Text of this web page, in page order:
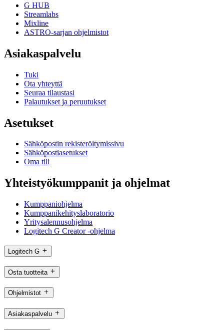
G HUB
Streamlabs
Mixline
ASTRO-sarjan ohjelmistot
Asiakaspalvelu
Tuki
Ota yhteyttä
Seuraa tilaustasi
Palautukset ja peruutukset
Asetukset
Sähköpostin rekisteröitymissivu
Sähköpostiasetukset
Oma tili
Yhteistyökumppanit ja ohjelmat
Kumppaniohjelma
Kumppanikehityslaboratorio
Yritysalennusohjelma
Logitech G Creator -ohjelma
Logitech G
Osta tuotteita
Ohjelmistot
Asiakaspalvelu